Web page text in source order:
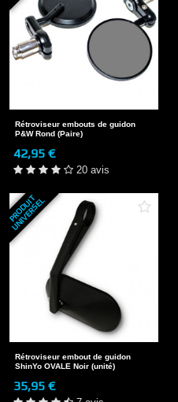
Rétroviseur embouts de guidon
P&W Rond (Paire)
42,95 €
20 avis
P
R
O
D
U
I
T
U
N
I
V
E
R
S
E
L
Rétroviseur embout de guidon
ShinYo OVALE Noir (unité)
35,95 €